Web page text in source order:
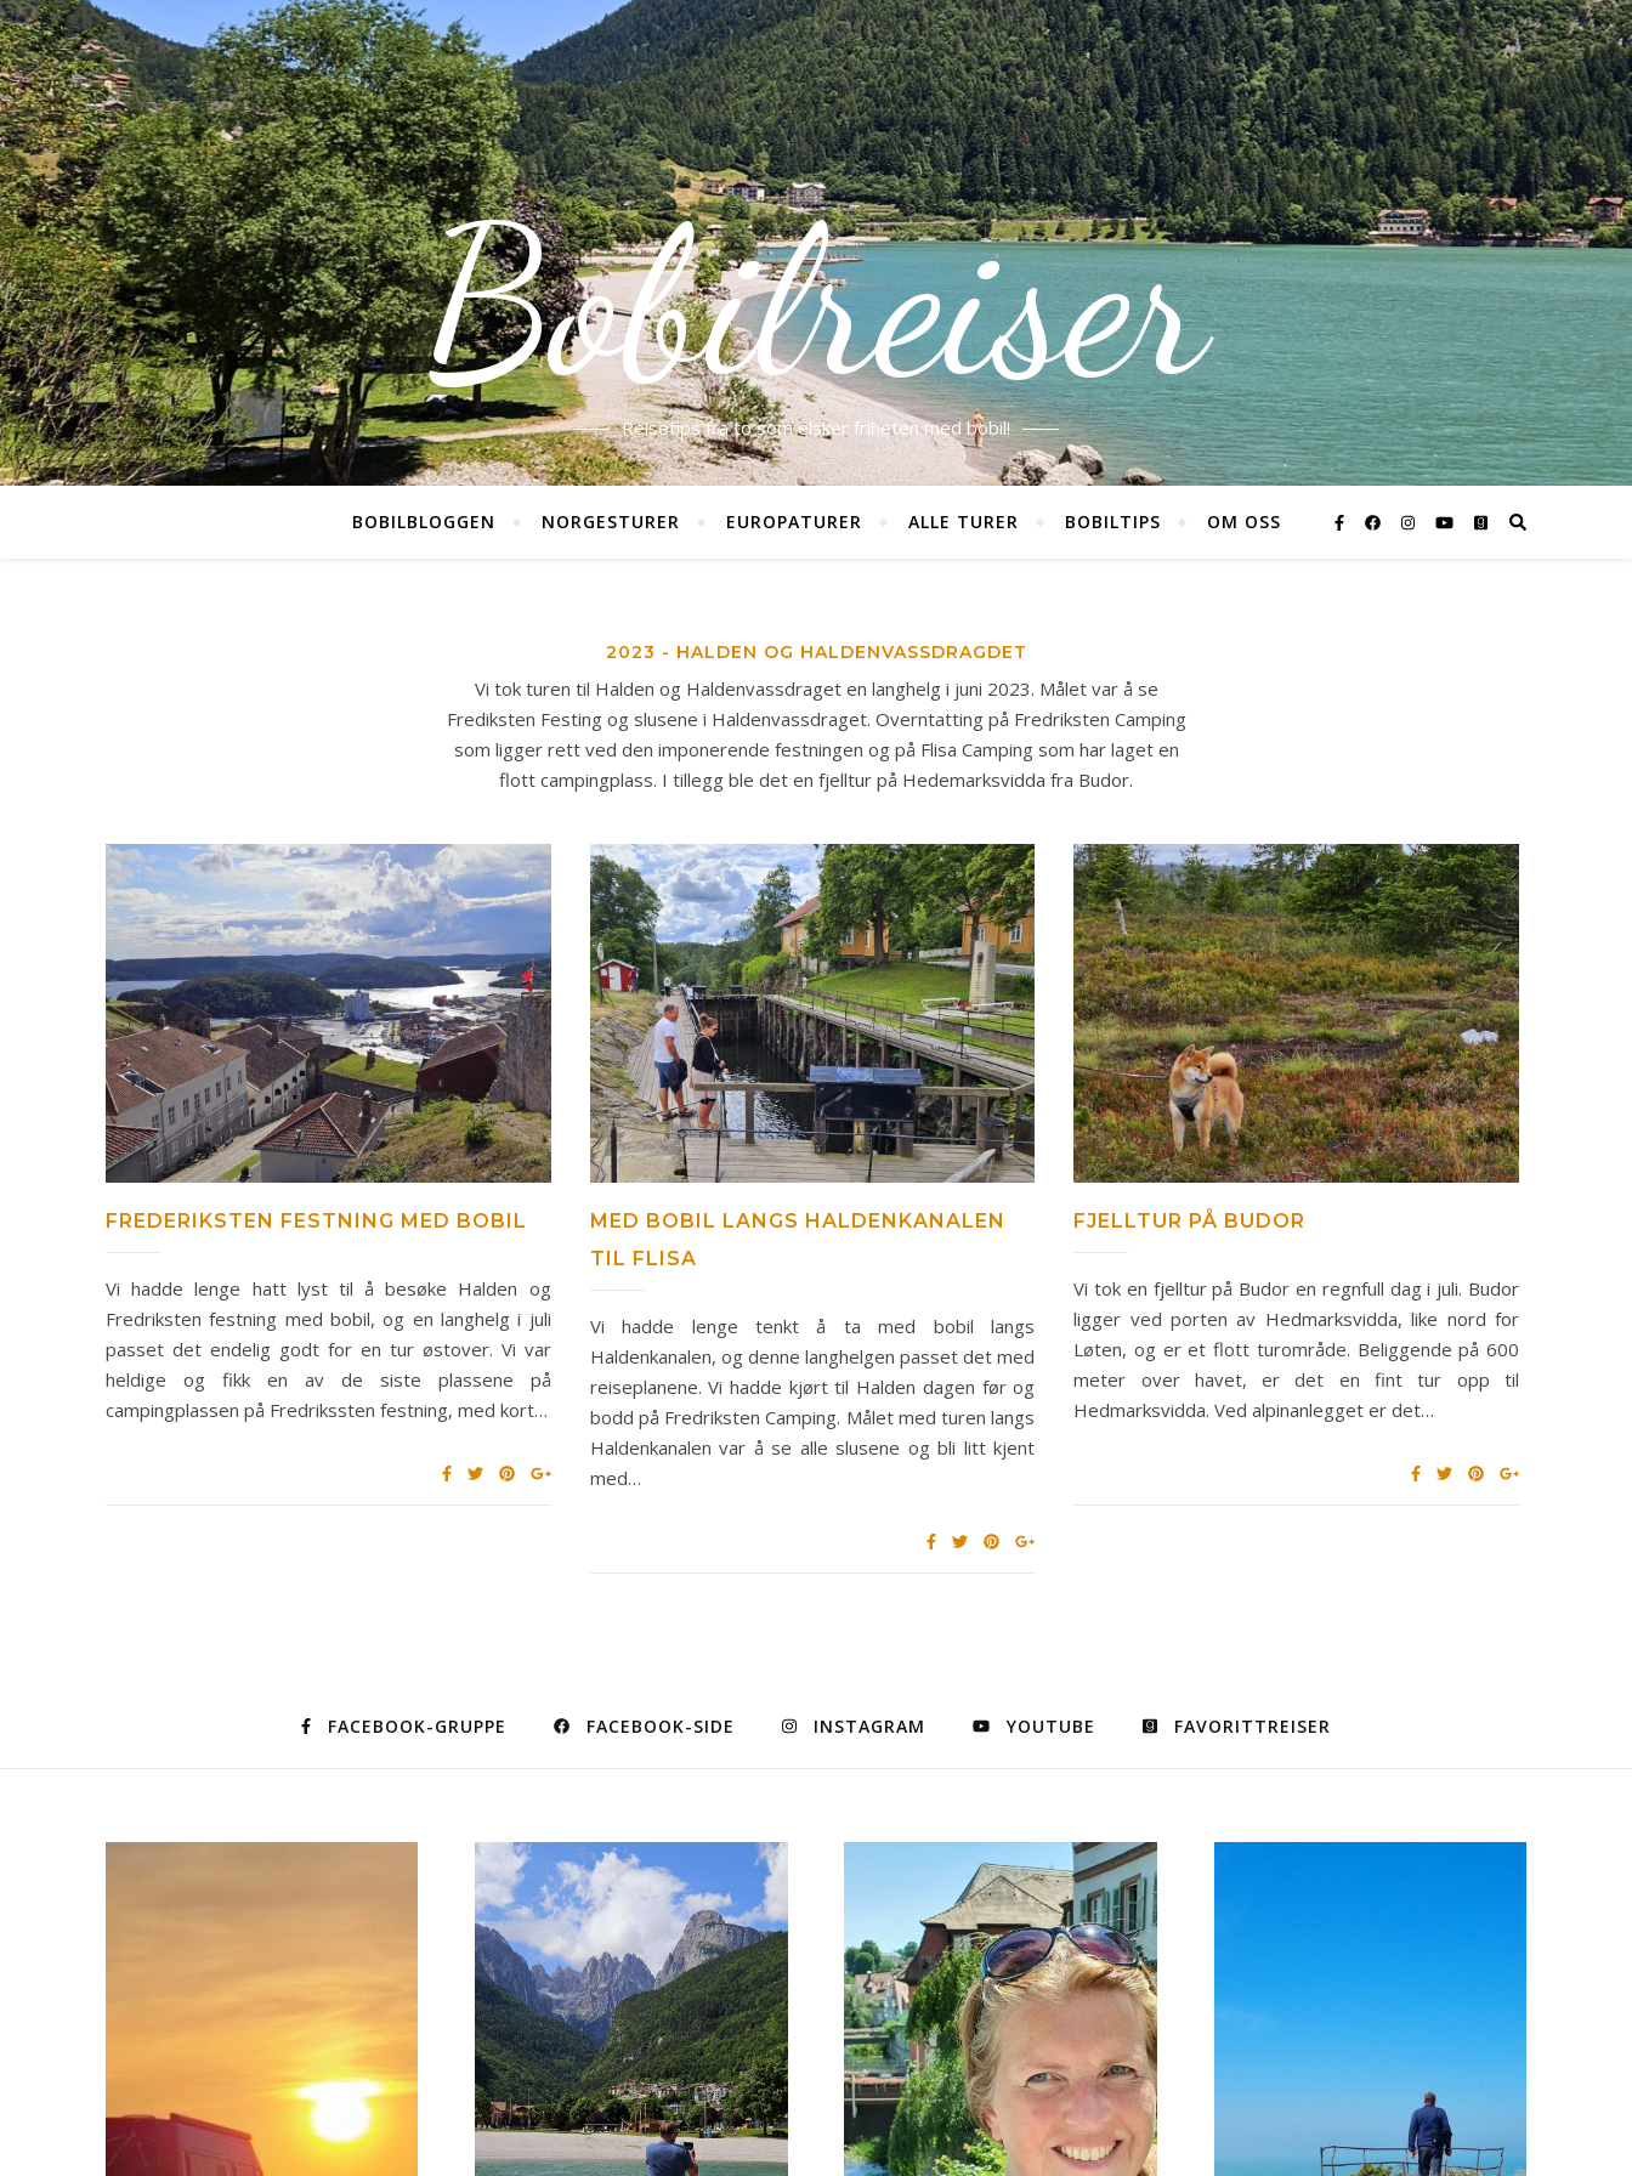
Bobilreiser
Reisetips fra to som elsker friheten med bobil!
BOBILBLOGGEN NORGESTURER EUROPATURER ALLE TURER BOBILTIPS OM OSS
2023 - HALDEN OG HALDENVASSDRAGDET
Vi tok turen til Halden og Haldenvassdraget en langhelg i juni 2023. Målet var å se
Frediksten Festing og slusene i Haldenvassdraget. Overntatting på Fredriksten Camping
som ligger rett ved den imponerende festningen og på Flisa Camping som har laget en
flott campingplass. I tillegg ble det en fjelltur på Hedemarksvidda fra Budor.
FREDERIKSTEN FESTNING MED BOBIL
Vi hadde lenge hatt lyst til å besøke Halden og
Fredriksten festning med bobil, og en langhelg i juli
passet det endelig godt for en tur østover. Vi var
heldige og fikk en av de siste plassene på
campingplassen på Fredrikssten festning, med kort…
MED BOBIL LANGS HALDENKANALEN
TIL FLISA
Vi hadde lenge tenkt å ta med bobil langs
Haldenkanalen, og denne langhelgen passet det med
reiseplanene. Vi hadde kjørt til Halden dagen før og
bodd på Fredriksten Camping. Målet med turen langs
Haldenkanalen var å se alle slusene og bli litt kjent
med…
FJELLTUR PÅ BUDOR
Vi tok en fjelltur på Budor en regnfull dag i juli. Budor
ligger ved porten av Hedmarksvidda, like nord for
Løten, og er et flott turområde. Beliggende på 600
meter over havet, er det en fint tur opp til
Hedmarksvidda. Ved alpinanlegget er det…
FACEBOOK-GRUPPE FACEBOOK-SIDE INSTAGRAM YOUTUBE FAVORITTREISER